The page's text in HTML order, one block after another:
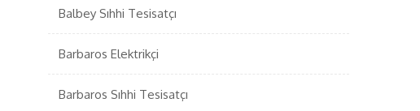
Balbey Sıhhi Tesisatçı
Barbaros Elektrikçi
Barbaros Sıhhi Tesisatçı